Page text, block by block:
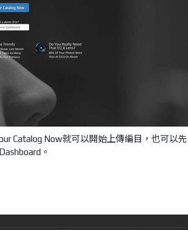
Catalog Now就可以開始上傳編目，也可以先
。